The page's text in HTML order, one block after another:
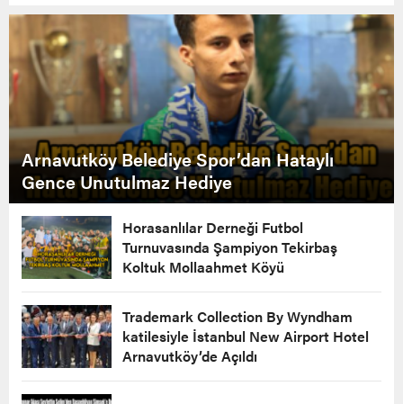
Arnavutköy Belediye Spor’dan Hataylı
Gence Unutulmaz Hediye
Horasanlılar Derneği Futbol
Turnuvasında Şampiyon Tekirbaş
Koltuk Mollaahmet Köyü
Trademark Collection By Wyndham
katilesiyle İstanbul New Airport Hotel
Arnavutköy’de Açıldı